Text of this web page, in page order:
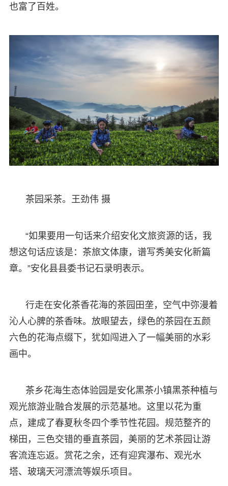
也富了百姓。
茶园采茶。王劲伟 摄
“如果要用一句话来介绍安化文旅资源的话，我
想这句话应该是：茶旅文体康，谱写秀美安化新篇
章。”安化县县委书记石录明表示。
行走在安化茶香花海的茶园田垄，空气中弥漫着
沁人心脾的茶香味。放眼望去，绿色的茶园在五颜
六色的花海点缀下，犹如闯进入了一幅美丽的水彩
画中。
茶乡花海生态体验园是安化黑茶小镇黑茶种植与
观光旅游业融合发展的示范基地。这里以花为重
点，建成了春夏秋冬四个季节性花园。规范整齐的
梯田，三色交错的垂直茶园，美丽的艺术茶园让游
客流连忘返。赏花之余，还有迎宾瀑布、观光水
塔、玻璃天河漂流等娱乐项目。